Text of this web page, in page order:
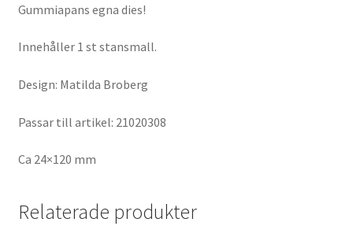
Gummiapans egna dies!
Innehåller 1 st stansmall.
Design: Matilda Broberg
Passar till artikel: 21020308
Ca 24×120 mm
Relaterade produkter